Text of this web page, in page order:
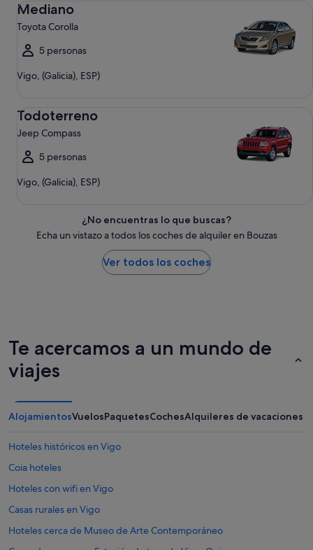
Mediano
Toyota Corolla
5 personas
Vigo, (Galicia), ESP)
Todoterreno
Jeep Compass
5 personas
Vigo, (Galicia), ESP)
¿No encuentras lo que buscas?
Echa un vistazo a todos los coches de alquiler en Bouzas
Ver todos los coches
Te acercamos a un mundo de
viajes
AlojamientosVuelosPaquetesCochesAlquileres de vacaciones
Hoteles históricos en Vigo
Coia hoteles
Hoteles con wifi en Vigo
Casas rurales en Vigo
Hoteles cerca de Museo de Arte Contemporáneo